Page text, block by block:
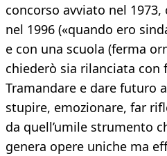
concorso avviato nel
nel 1996 («quando ero
e con una scuola (ferma
chiederò sia rilanciata con
Tramandare e dare futuro
stupire, emozionare, far
da quell’umile strumento
genera opere uniche ma